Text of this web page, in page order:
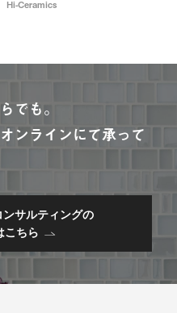
Hi-Ceramics
でも。
ンラインにて承って
サルティングの
こちら